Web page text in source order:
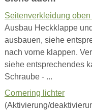
Seitenverkleidung
Ausbau Heckklappe
ausbauen, siehe
nach vorne klappen.
siehe entsprechendes
Schraube - ...
Cornering lichter
(Aktivierung/